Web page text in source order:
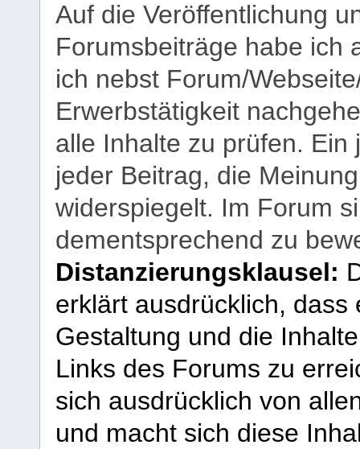
Auf die Veröffentlichung
Forumsbeiträge habe ich
ich nebst Forum/
Erwerbstätigkeit
alle Inhalte zu prüfen.
jeder Beitrag, die
widerspiegelt. Im Forum
dementsprechend zu
Distanzierungsklausel:
erklärt ausdrücklich,
Gestaltung und die
Links des Forums zu
sich ausdrücklich von
und macht sich diese